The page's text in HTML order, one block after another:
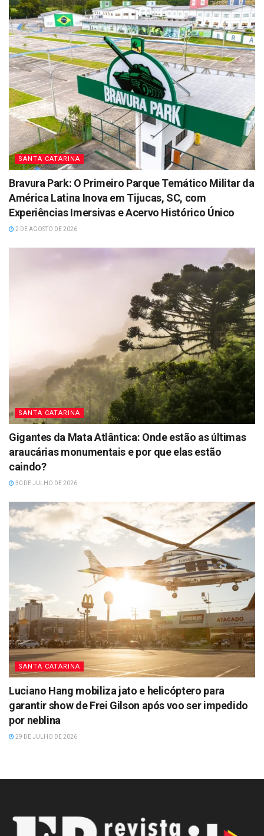
SANTA CATARINA
Bravura Park: O Primeiro Parque Temático Militar da
América Latina Inova em Tijucas, SC, com
Experiências Imersivas e Acervo Histórico Único
2 DE AGOSTO DE 2026
SANTA CATARINA
Gigantes da Mata Atlântica: Onde estão as últimas
araucárias monumentais e por que elas estão
caindo?
30 DE JULHO DE 2026
SANTA CATARINA
Luciano Hang mobiliza jato e helicóptero para
garantir show de Frei Gilson após voo ser impedido
por neblina
29 DE JULHO DE 2026